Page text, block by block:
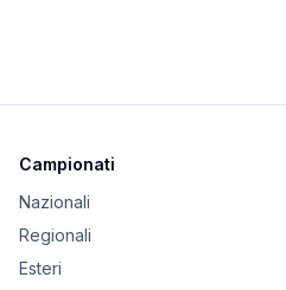
Campionati
Nazionali
Regionali
Esteri